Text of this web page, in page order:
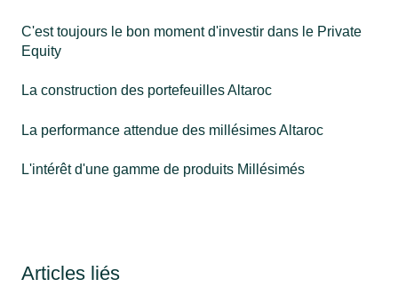
C'est toujours le bon moment d'investir dans le Private
Equity
La construction des portefeuilles Altaroc
La performance attendue des millésimes Altaroc
L'intérêt d'une gamme de produits Millésimés
Articles liés